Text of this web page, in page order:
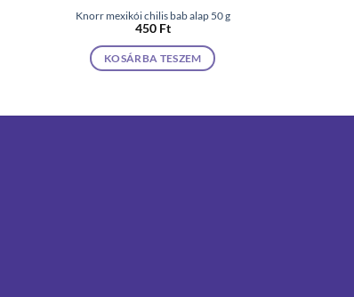
Knorr mexikói chilis bab alap 50 g
450 Ft
KOSÁRBA TESZEM